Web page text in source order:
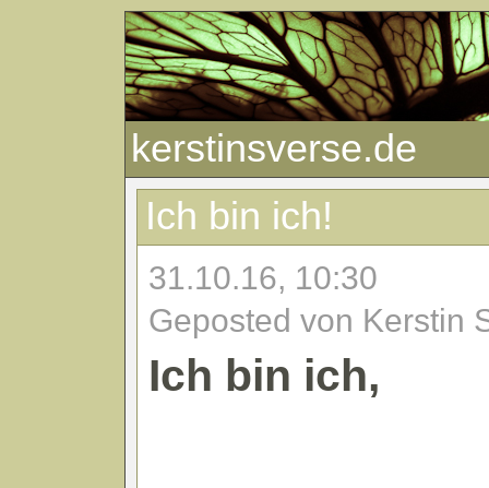
kerstinsverse.de
Ich bin ich!
31.10.16, 10:30
Geposted von Kerstin
Ich bin ich,